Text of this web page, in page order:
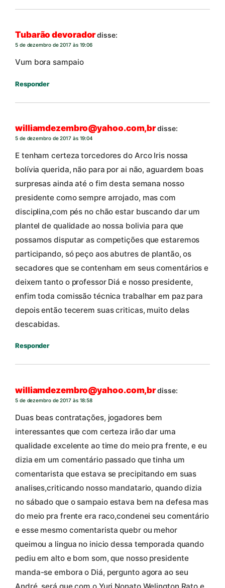
Tubarão devoradordisse:
5 de dezembro de 2017 às 19:06
Vum bora sampaio
Responder
williamdezembro@yahoo.com,brdisse:
5 de dezembro de 2017 às 19:04
E tenham certeza torcedores do Arco Iris nossa
bolívia querida, não para por ai não, aguardem boas
surpresas ainda até o fim desta semana nosso
presidente como sempre arrojado, mas com
disciplina,com pés no chão estar buscando dar um
plantel de qualidade ao nossa bolivia para que
possamos disputar as competições que estaremos
participando, só peço aos abutres de plantão, os
secadores que se contenham em seus comentários e
deixem tanto o professor Diá e nosso presidente,
enfim toda comissão técnica trabalhar em paz para
depois então tecerem suas criticas, muito delas
descabidas.
Responder
williamdezembro@yahoo.com,brdisse:
5 de dezembro de 2017 às 18:58
Duas beas contratações, jogadores bem
interessantes que com certeza irão dar uma
qualidade excelente ao time do meio pra frente, e eu
dizia em um comentário passado que tinha um
comentarista que estava se precipitando em suas
analises,criticando nosso mandatario, quando dizia
no sábado que o sampaio estava bem na defesa mas
do meio pra frente era raco,condenei seu comentário
e esse mesmo comentarista quebr ou mehor
queimou a lingua no inicio dessa temporada quando
pediu em alto e bom som, que nosso presidente
manda-se embora o Diá, pergunto agora ao seu
André, será que com o Yuri,Nonato,Welington Rato e